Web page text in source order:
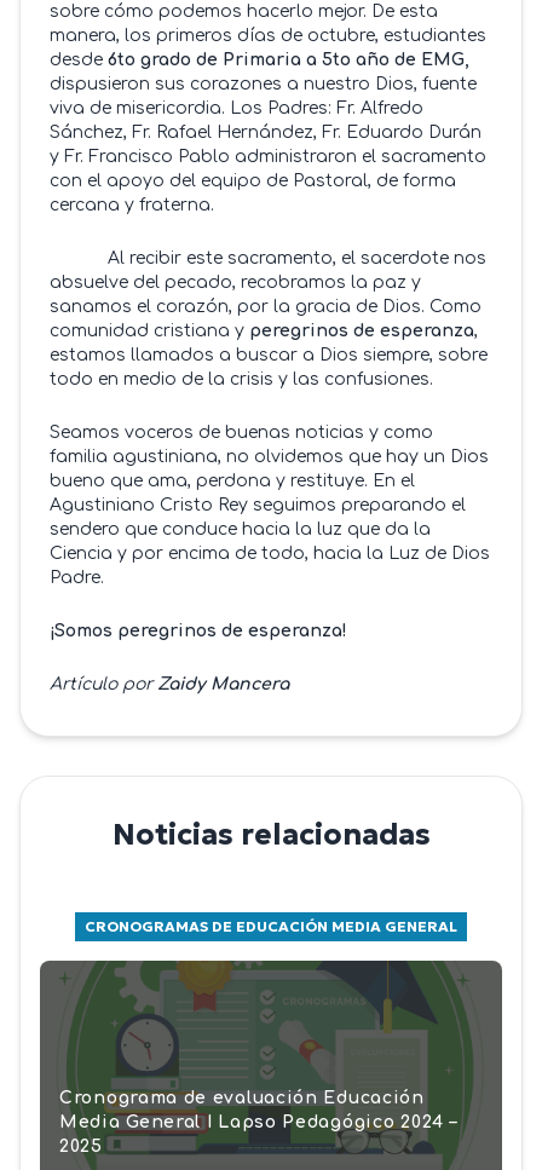
sobre cómo podemos hacerlo mejor. De esta
manera, los primeros días de octubre, estudiantes
desde 6to grado de Primaria a 5to año de EMG,
dispusieron sus corazones a nuestro Dios, fuente
viva de misericordia. Los Padres: Fr. Alfredo
Sánchez, Fr. Rafael Hernández, Fr. Eduardo Durán
y Fr. Francisco Pablo administraron el sacramento
con el apoyo del equipo de Pastoral, de forma
cercana y fraterna.
Al recibir este sacramento, el sacerdote nos
absuelve del pecado, recobramos la paz y
sanamos el corazón, por la gracia de Dios. Como
comunidad cristiana y peregrinos de esperanza,
estamos llamados a buscar a Dios siempre, sobre
todo en medio de la crisis y las confusiones.
Seamos voceros de buenas noticias y como
familia agustiniana, no olvidemos que hay un Dios
bueno que ama, perdona y restituye. En el
Agustiniano Cristo Rey seguimos preparando el
sendero que conduce hacia la luz que da la
Ciencia y por encima de todo, hacia la Luz de Dios
Padre.
¡Somos peregrinos de esperanza!
Artículo por Zaidy Mancera
Noticias relacionadas
CRONOGRAMAS DE EDUCACIÓN MEDIA GENERAL
Cronograma de evaluación Educación
Media General I Lapso Pedagógico 2024 –
2025